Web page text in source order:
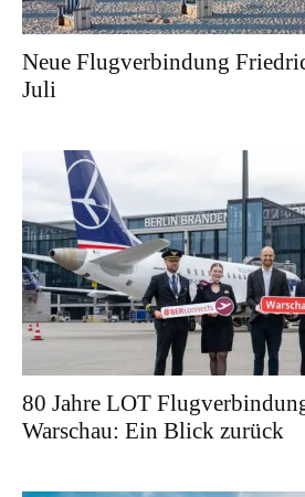
Neue Flugverbindung
Juli
80 Jahre LOT
Warschau: Ein Blick zurück